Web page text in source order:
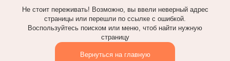
Не стоит переживать! Возможно, вы ввели неверный адрес
страницы или перешли по ссылке с ошибкой.
Воспользуйтесь поиском или меню, чтоб найти нужную
страницу
Вернуться на главную